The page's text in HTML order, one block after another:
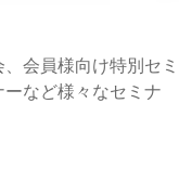
会員様向け特別セミ
など様々なセミナ